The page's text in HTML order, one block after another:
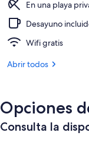
En una playa
Desayuno
Wifi gratis
Abrir todos
Opciones
Consulta la